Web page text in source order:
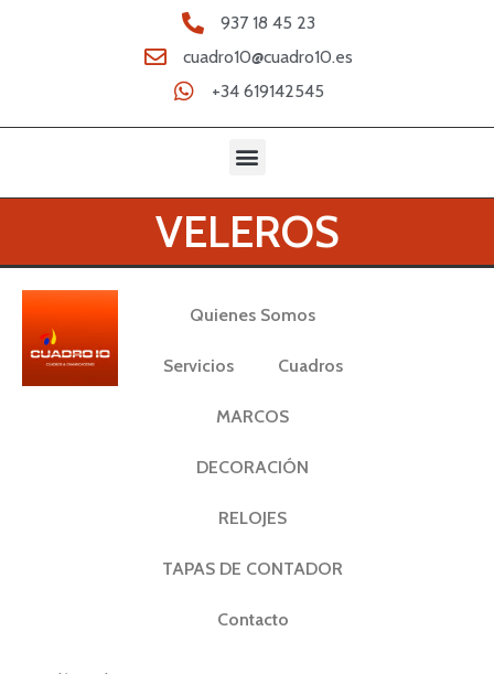
937 18 45 23
cuadro10@cuadro10.es
+34 619142545
VELEROS
Quienes Somos
Servicios Cuadros
MARCOS
DECORACIÓN
RELOJES
TAPAS DE CONTADOR
Contacto